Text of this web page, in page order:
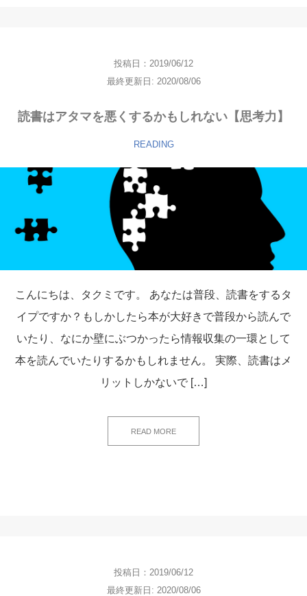
投稿日：2019/06/12
最終更新日: 2020/08/06
読書はアタマを悪くするかもしれない【思考力】
READING
こんにちは、タクミです。 あなたは普段、読書をするタ
イプですか？もしかしたら本が大好きで普段から読んで
いたり、なにか壁にぶつかったら情報収集の一環として
本を読んでいたりするかもしれません。 実際、読書はメ
リットしかないで […]
READ MORE
投稿日：2019/06/12
最終更新日: 2020/08/06